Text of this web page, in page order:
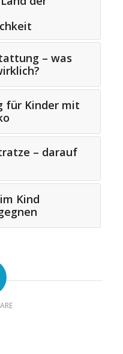
– was
für Kinder mit
– darauf
Kind